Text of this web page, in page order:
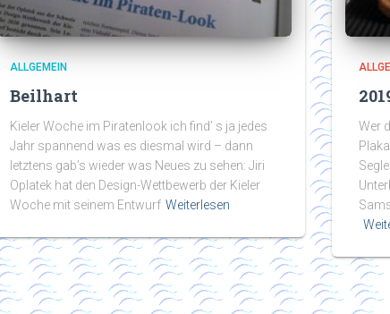
ALLGEMEIN
Beilhart
Kieler Woche im Piratenlook ich find’ s ja jedes
Jahr spannend was es diesmal wird – dann
letztens gab’s wieder was Neues zu sehen: Jiri
Oplatek hat den Design-Wettbewerb der Kieler
Woche mit seinem Entwurf Weiterlesen
Wer